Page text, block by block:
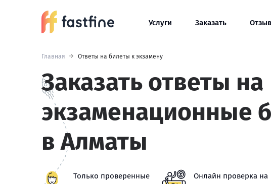
Услуги Заказать
Главная Ответы на билеты к экзамену
Заказать ответы на
экзаменационные
в Алматы
Только проверенные
Онлайн проверка на